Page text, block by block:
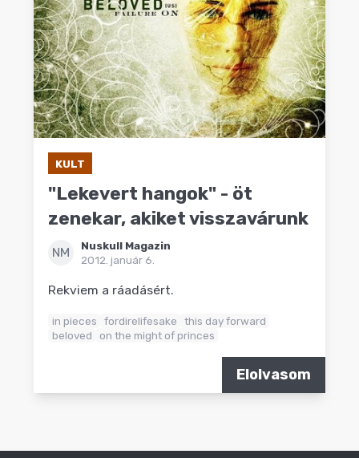
KULT
"Lekevert hangok" - öt
zenekar, akiket visszavárunk
NM
Nuskull Magazin
2012. január 6.
Rekviem a ráadásért.
in pieces fordirelifesake
this day forward
beloved
on the might of princes
Elolvasom